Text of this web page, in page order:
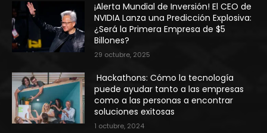
¡Alerta Mundial de Inversión! El CEO de
NVIDIA Lanza una Predicción Explosiva:
¿Será la Primera Empresa de $5
Billones?
29 octubre, 2025
Hackathons: Cómo la tecnología
puede ayudar tanto a las empresas
como a las personas a encontrar
soluciones exitosas
1 octubre, 2024